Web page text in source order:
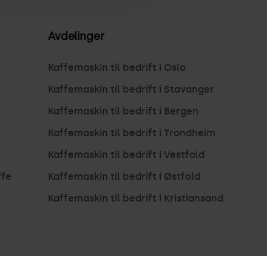
Avdelinger
Kaffemaskin til bedrift i Oslo
Kaffemaskin til bedrift i Stavanger
Kaffemaskin til bedrift i Bergen
Kaffemaskin til bedrift i Trondheim
Kaffemaskin til bedrift i Vestfold
Kaffemaskin til bedrift i Østfold
Kaffemaskin til bedrift i Kristiansand